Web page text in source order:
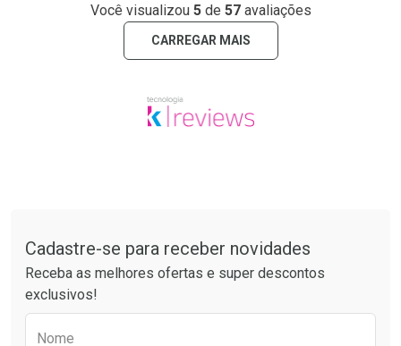
Você visualizou 5de 57avaliações
CARREGAR MAIS
Cadastre-se para receber novidades
Receba as melhores ofertas e super descontos
exclusivos!
Nome